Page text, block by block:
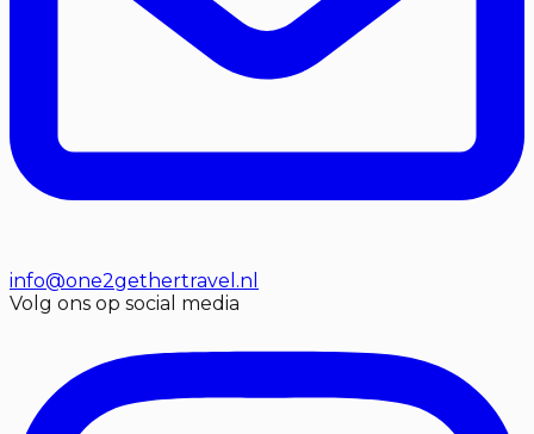
info@one2gethertravel.nl
Volg ons op social media